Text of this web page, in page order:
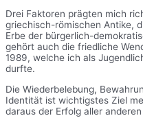
Drei Faktoren prägten mich
griechisch-römischen Antike,
Erbe der bürgerlich-
gehört auch die friedliche
1989, welche ich als
durfte.
Die Wiederbelebung,
Identität ist wichtigstes Ziel
daraus der Erfolg aller